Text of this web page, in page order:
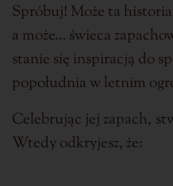
Spróbuj! Może ta historia
a może… świeca
stanie się inspiracją do
popołudnia w letnim
Celebrując jej zapach,
Wtedy odkryjesz, że: